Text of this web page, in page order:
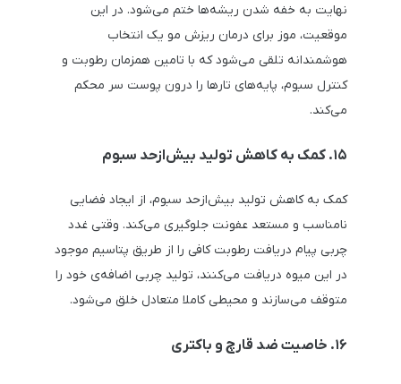
نهایت به خفه شدن ریشه‌ها ختم می‌شود. در این
موقعیت، موز برای درمان ریزش مو یک انتخاب
هوشمندانه تلقی می‌شود که با تامین همزمان رطوبت و
کنترل سبوم، پایه‌های تارها را درون پوست سر محکم
می‌کند.
۱۵. کمک به کاهش تولید بیش‌ازحد سبوم
کمک به کاهش تولید بیش‌ازحد سبوم، از ایجاد فضایی
نامناسب و مستعد عفونت جلوگیری می‌کند. وقتی غدد
چربی پیام دریافت رطوبت کافی را از طریق پتاسیم موجود
در این میوه دریافت می‌کنند، تولید چربی اضافه‌ی خود را
متوقف می‌سازند و محیطی کاملا متعادل خلق می‌شود.
۱۶. خاصیت ضد قارچ و باکتری